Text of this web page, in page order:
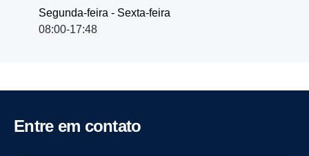
Segunda-feira - Sexta-feira
08:00-17:48
Entre em contato